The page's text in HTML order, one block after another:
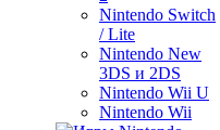
Nintendo Switch
/ Lite
Nintendo New
3DS и 2DS
Nintendo Wii U
Nintendo Wii